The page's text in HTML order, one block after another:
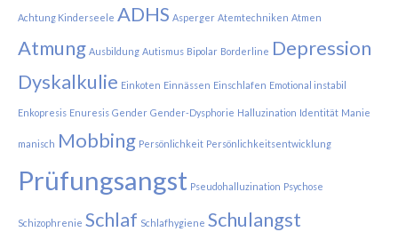
Achtung Kinderseele ADHS Asperger Atemtechniken Atmen
Atmung Ausbildung Autismus Bipolar Borderline Depression
Dyskalkulie Einkoten Einnässen Einschlafen Emotional instabil
Enkopresis Enuresis Gender Gender-Dysphorie Halluzination Identität Manie
manisch Mobbing Persönlichkeit Persönlichkeitsentwicklung
Prüfungsangst Pseudohalluzination Psychose
Schizophrenie Schlaf Schlafhygiene Schulangst